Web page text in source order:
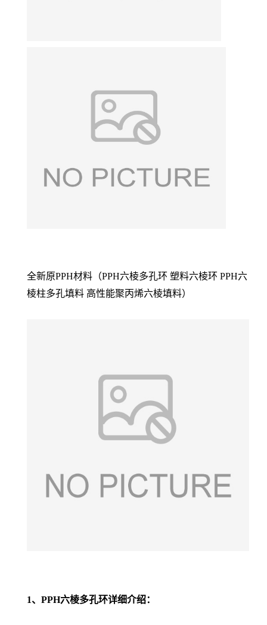
全新原PPH材料（PPH六棱多孔环 塑料六棱环 PPH六
棱柱多孔填料 高性能聚丙烯六棱填料）
1、PPH六棱多孔环详细介绍：